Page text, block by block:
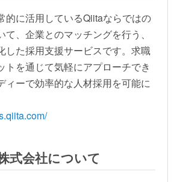
的に活用しているQiitaならではの
、企業とのマッチングを行う、
した採用支援サービスです。求職
トを通じて気軽にアプローチでき
ィーで効率的な人材採用を可能に
式会社について